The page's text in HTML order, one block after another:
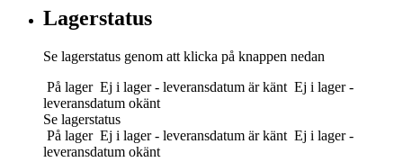
Lagerstatus
Se lagerstatus genom att klicka på knappen nedan
På lager Ej i lager - leveransdatum är känt Ej i lager -
leveransdatum okänt
Se lagerstatus
På lager Ej i lager - leveransdatum är känt Ej i lager -
leveransdatum okänt